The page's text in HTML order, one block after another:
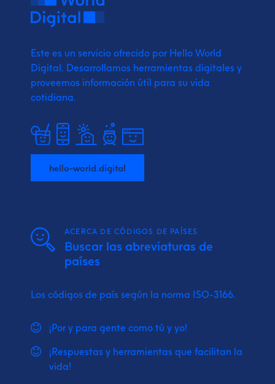
Este es un servicio ofrecido por Hello World
Digital. Desarrollamos herramientas digitales y
proveemos información útil para su vida
cotidiana.
hello-world.digital
ACERCA DE CÓDIGOS DE PAÍSES
Buscar las abreviaturas de
países
Los códigos de país según la norma ISO-3166.
¡Por y para gente como tú y yo!
¡Respuestas y herramientas que facilitan la
vida!